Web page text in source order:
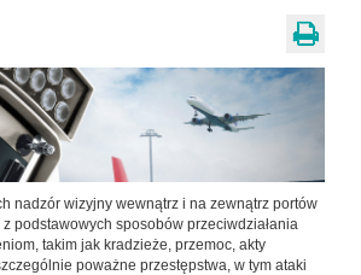
nadzór wizyjny wewnątrz i na zewnątrz portów
podstawowych sposobów przeciwdziałania
takim jak kradzieże, przemoc, akty
poważne przestępstwa, w tym ataki